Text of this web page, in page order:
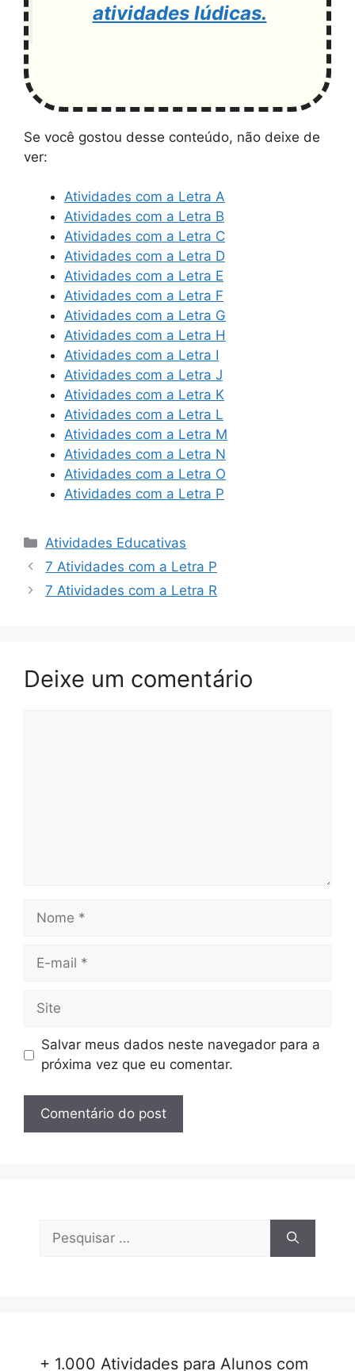
atividades lúdicas.
Se você gostou desse conteúdo, não deixe de
ver:
Atividades com a Letra A
Atividades com a Letra B
Atividades com a Letra C
Atividades com a Letra D
Atividades com a Letra E
Atividades com a Letra F
Atividades com a Letra G
Atividades com a Letra H
Atividades com a Letra I
Atividades com a Letra J
Atividades com a Letra K
Atividades com a Letra L
Atividades com a Letra M
Atividades com a Letra N
Atividades com a Letra O
Atividades com a Letra P
Categorias
Atividades Educativas
7 Atividades com a Letra P
7 Atividades com a Letra R
Deixe um comentário
Nome
Site
Salvar meus dados neste navegador para a
próxima vez que eu comentar.
por:
+ 1.000 Atividades para Alunos com